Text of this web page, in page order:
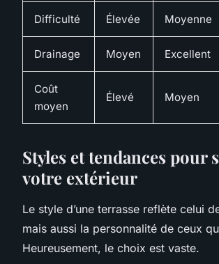
Difficulté Élevée Moyenne
Drainage Moyen Excellent
Coût
moyen
Élevé Moyen
Styles et tendances pour
votre extérieur
Le style d’une terrasse reflète celui
mais aussi la personnalité de ceux
Heureusement, le choix est vaste.